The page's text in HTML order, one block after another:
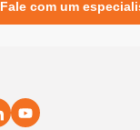
Fale com um